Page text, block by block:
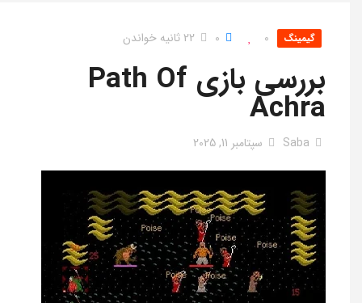
گیمینگ 0
0 22 ثانیه خواندن
بررسی بازی Path Of
Achra
Saba سپتامبر 11, 2025